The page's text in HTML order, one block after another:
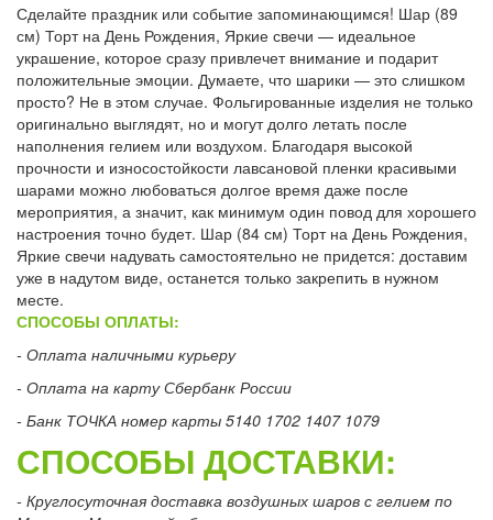
Сделайте праздник или событие запоминающимся! Шар (89
см) Торт на День Рождения, Яркие свечи — идеальное
украшение, которое сразу привлечет внимание и подарит
положительные эмоции. Думаете, что шарики — это слишком
просто? Не в этом случае. Фольгированные изделия не только
оригинально выглядят, но и могут долго летать после
наполнения гелием или воздухом. Благодаря высокой
прочности и износостойкости лавсановой пленки красивыми
шарами можно любоваться долгое время даже после
мероприятия, а значит, как минимум один повод для хорошего
настроения точно будет. Шар (84 см) Торт на День Рождения,
Яркие свечи надувать самостоятельно не придется: доставим
уже в надутом виде, останется только закрепить в нужном
месте.
СПОСОБЫ ОПЛАТЫ:
- Оплата наличными курьеру
- Оплата на карту Сбербанк России
- Банк ТОЧКА номер карты 5140 1702 1407 1079
СПОСОБЫ ДОСТАВКИ:
- Круглосуточная доставка воздушных шаров с гелием по